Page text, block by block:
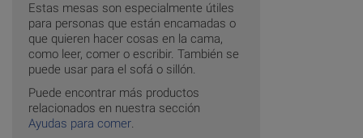
Estas mesas son especialmente útiles
para personas que están encamadas o
que quieren hacer cosas en la cama,
como leer, comer o escribir. También se
puede usar para el sofá o sillón.
Puede encontrar más productos
relacionados en nuestra sección
Ayudas para comer